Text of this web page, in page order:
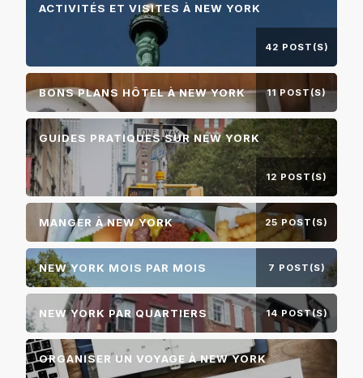
ACTIVITÉS ET VISITES À NEW YORK
42 POST(S)
BONS PLANS HÔTEL À NEW YORK 11 POST(S)
GUIDES PRATIQUES SUR NEW YORK
12 POST(S)
MANGER À NEW YORK 25 POST(S)
NEW YORK MOIS PAR MOIS 7 POST(S)
NEW YORK PAR QUARTIERS 14 POST(S)
ORGANISER UN VOYAGE À NEW YORK